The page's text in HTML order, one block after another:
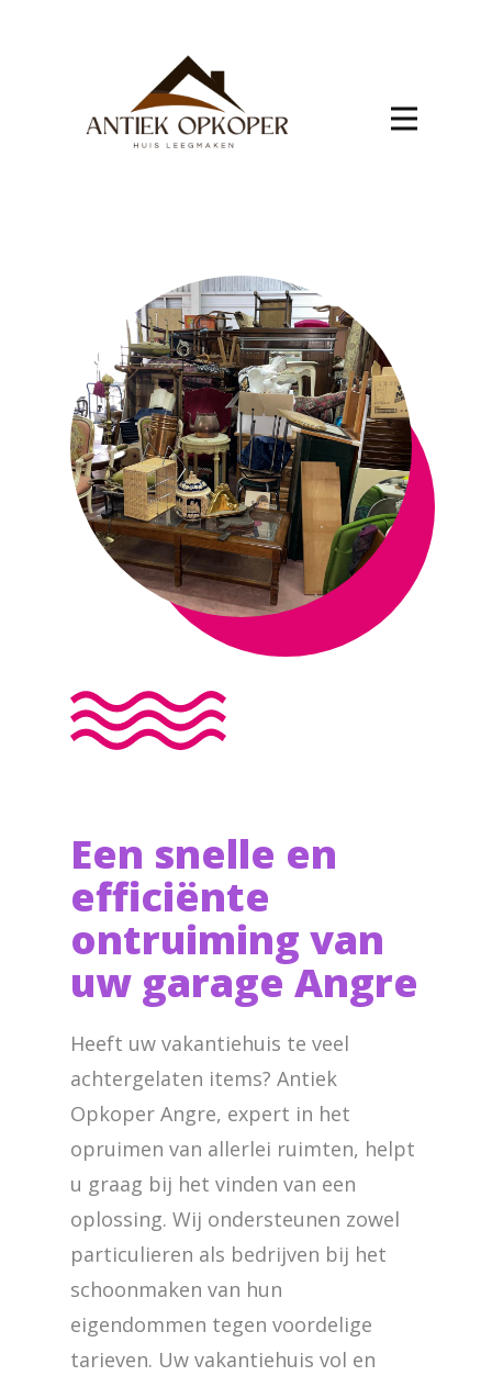
Een snelle en
efficiënte
ontruiming van
uw garage Angre
Heeft uw vakantiehuis te veel
achtergelaten items? Antiek
Opkoper Angre, expert in het
opruimen van allerlei ruimten, helpt
u graag bij het vinden van een
oplossing. Wij ondersteunen zowel
particulieren als bedrijven bij het
schoonmaken van hun
eigendommen tegen voordelige
tarieven. Uw vakantiehuis vol en